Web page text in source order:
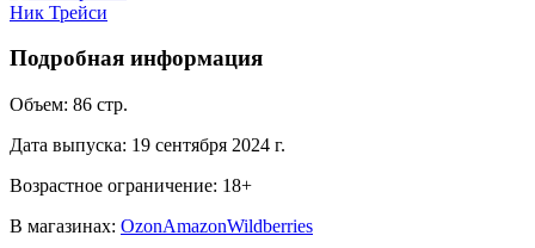
Ник Трейси
Подробная информация
Объем: 86 стр.
Дата выпуска: 19 сентября 2024 г.
Возрастное ограничение: 18+
В магазинах: OzonAmazonWildberries